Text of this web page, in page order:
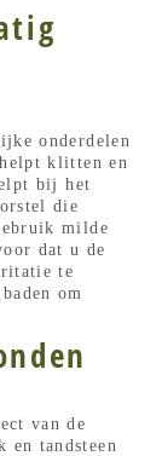
onderdelen
klitten en
bij het
die
milde
dat u de
te
om
van de
en tandsteen